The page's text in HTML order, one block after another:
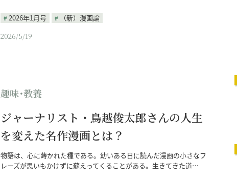
2026年1月号
（新）漫画論
2026/5/19
趣味･教養
ジャーナリスト・鳥越俊太郎さんの人生
を変えた名作漫画とは？
物語は、心に蒔かれた種である。幼いある日に読んだ漫画の小さなフ
レーズが思いもかけずに蘇えってくることがある。生きてきた道…